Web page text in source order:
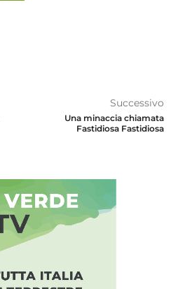
Successivo
Una minaccia chiamata
Fastidiosa Fastidiosa